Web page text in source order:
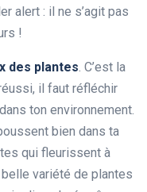
alert : il ne s’agit pas
!
des plantes. C’est la
il faut réfléchir
ton environnement.
bien dans ta
qui fleurissent à
variété de plantes